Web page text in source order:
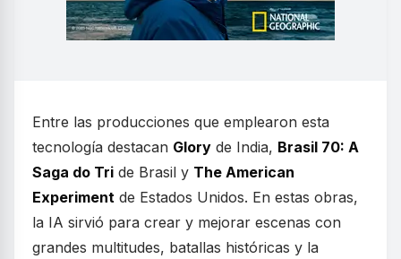
Entre las producciones que emplearon esta
tecnología destacan Glory de India, Brasil 70: A
Saga do Tri de Brasil y The American
Experiment de Estados Unidos. En estas obras,
la IA sirvió para crear y mejorar escenas con
grandes multitudes, batallas históricas y la